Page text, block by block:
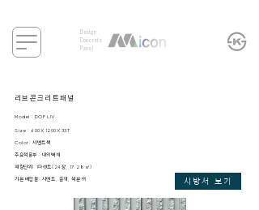
Design
Concrete
Panel
리브콘크리트패널
Model : DOF LIV
Size : 600X1200X33T
Color: 시멘트색
주요적용부 : 내외벽체
​패킹단위: 1파렛트(24장, 17.28㎡)
​기본 배합물: 시멘트, 골재, 석분 외
시방서 보기